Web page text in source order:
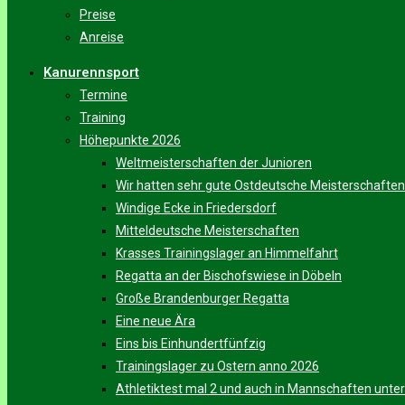
Preise
Anreise
Kanurennsport
Termine
Training
Höhepunkte 2026
Weltmeisterschaften der Junioren
Wir hatten sehr gute Ostdeutsche
Windige Ecke in Friedersdorf
Mitteldeutsche Meisterschaften
Krasses Trainingslager an Himmelfahrt
Regatta an der Bischofswiese in Döbeln
Große Brandenburger Regatta
Eine neue Ära
Eins bis Einhundertfünfzig
Trainingslager zu Ostern anno 2026
Athletiktest mal 2 und auch in Mannschaften